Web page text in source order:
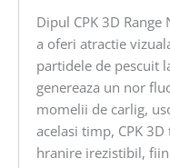
Dipul CPK 3D
a oferi atractie
partidele de pescuit
genereaza un nor
momelii de carlig,
acelasi timp, CPK
hranire irezistibil,